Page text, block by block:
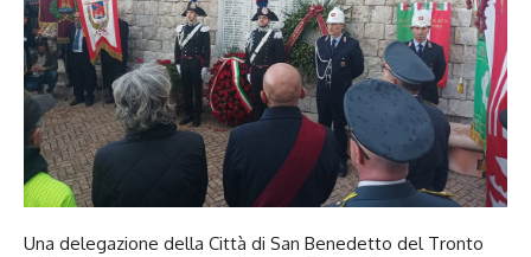
Una delegazione della Città di San Benedetto del Tronto